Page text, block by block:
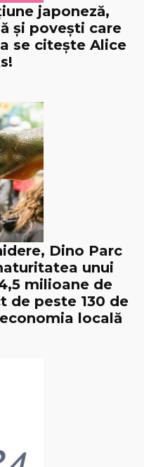
japoneză,
și povești care
se citește Alice
Dino Parc
unui
milioane de
de peste 130 de
locală